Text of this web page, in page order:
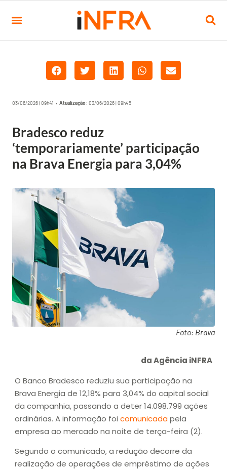
03/06/2026 | 09h41 • Atualização: 03/06/2026 | 09h45
Bradesco reduz
‘temporariamente’ participação
na Brava Energia para 3,04%
Foto: Brava
da Agência iNFRA
O Banco Bradesco reduziu sua participação na
Brava Energia de 12,18% para 3,04% do capital social
da companhia, passando a deter 14.098.799 ações
ordinárias. A informação foi comunicadapela
empresa ao mercado na noite de terça-feira (2).
Segundo o comunicado, a redução decorre da
realização de operações de empréstimo de ações